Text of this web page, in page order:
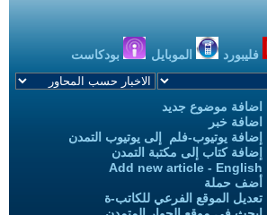
فليبورد الموبايل بودكاست
اضافة موضوع جديد
اضافة خبر
إضافة يوتيوب-فلم إلى يوتيوب التمدن
إضافة كتاب إلى مكتبة التمدن
Add new article - English
أضف حملة
تعديل الموقع الفرعي للكاتب-ة